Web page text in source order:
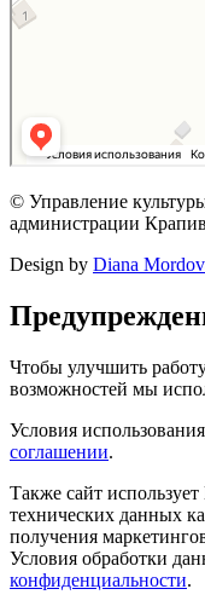
© Управление
администрации
Design by Diana
Чтобы улучшить
возможностей мы
Условия
соглашении.
Также сайт
технических данных
получения
Условия обработки
конфиденциальности.